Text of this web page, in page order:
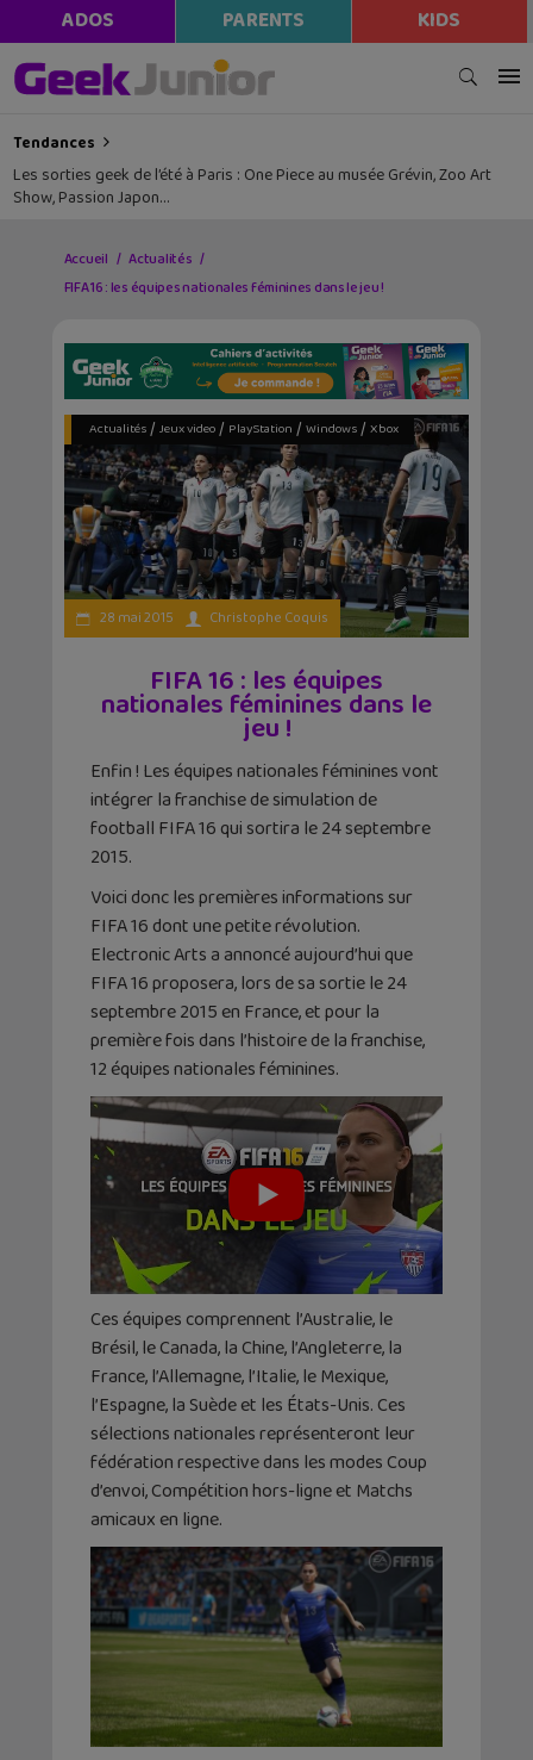
ADOS PARENTS KIDS
Tendances
Les sorties geek de l’été à Paris : One Piece au musée Grévin, Zoo Art
Show, Passion Japon…
Accueil
Actualités
FIFA 16 : les équipes nationales féminines dans le jeu !
Actualités/ Jeux video/ PlayStation / Windows/ Xbox
28 mai 2015 Christophe Coquis
FIFA 16 : les équipes
nationales féminines dans le
jeu !
Enfin ! Les équipes nationales féminines vont
intégrer la franchise de simulation de
football FIFA 16 qui sortira le 24 septembre
2015.
Voici donc les premières informations sur
FIFA 16 dont une petite révolution.
Electronic Arts a annoncé aujourd’hui que
FIFA 16 proposera, lors de sa sortie le 24
septembre 2015 en France, et pour la
première fois dans l’histoire de la franchise,
12 équipes nationales féminines.
Ces équipes comprennent l’Australie, le
Brésil, le Canada, la Chine, l’Angleterre, la
France, l’Allemagne, l’Italie, le Mexique,
l’Espagne, la Suède et les États-Unis. Ces
sélections nationales représenteront leur
fédération respective dans les modes Coup
d’envoi, Compétition hors-ligne et Matchs
amicaux en ligne.